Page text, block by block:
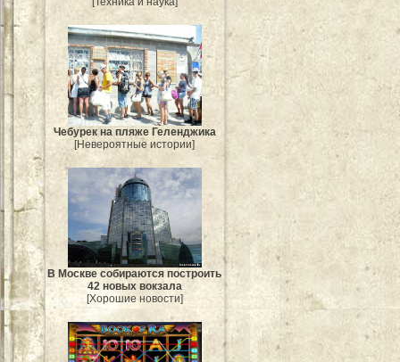
Чебурек на пляже Геленджика
[Невероятные истории]
В Москве собираются построить
42 новых вокзала
[Хорошие новости]